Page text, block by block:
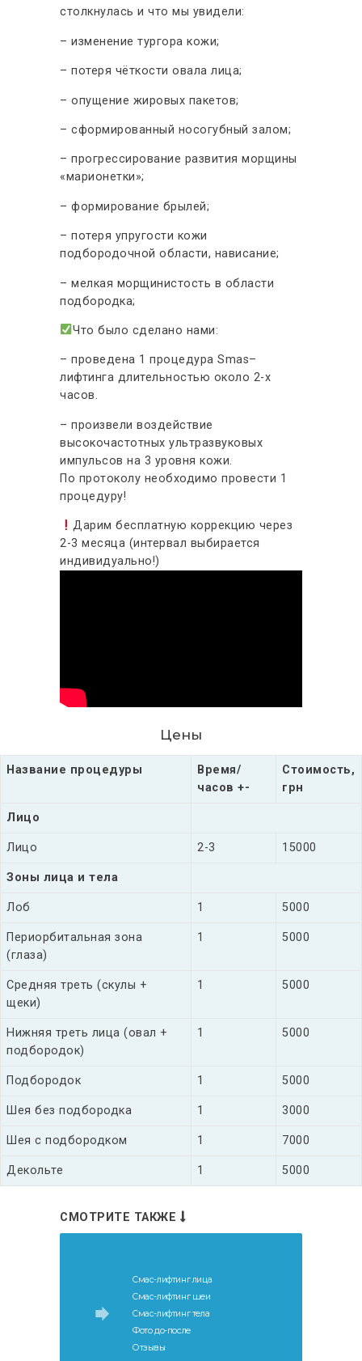
столкнулась и что мы увидели:
– изменение тургора кожи;
– потеря чёткости овала лица;
– опущение жировых пакетов;
– сформированный носогубный залом;
– прогрессирование развития морщины
«марионетки»;
– формирование брылей;
– потеря упругости кожи
подбородочной области, нависание;
– мелкая морщинистость в области
подбородка;
Что было сделано нами:
– проведена 1 процедура Smas–
лифтинга длительностью около 2-х
часов.
– произвели воздействие
высокочастотных ультразвуковых
импульсов на 3 уровня кожи.
По протоколу необходимо провести 1
процедуру!
Дарим бесплатную коррекцию через
2-3 месяца (интервал выбирается
индивидуально!)
Цены
Название процедуры
Время/
часов +-
Стоимость,
грн
Лицо
Лицо 2-3 15000
Зоны лица и тела
Лоб 1 5000
Периорбитальная зона
(глаза)
1 5000
Средняя треть (скулы +
щеки)
1 5000
Нижняя треть лица (овал +
подбородок)
1 5000
Подбородок 1 5000
Шея без подбородка 1 3000
Шея с подбородком 1 7000
Декольте 1 5000
СМОТРИТЕ ТАКЖЕ
Смас-лифтинг лица
Смас-лифтинг шеи
Смас-лифтинг тела
Фото до-после
Отзывы